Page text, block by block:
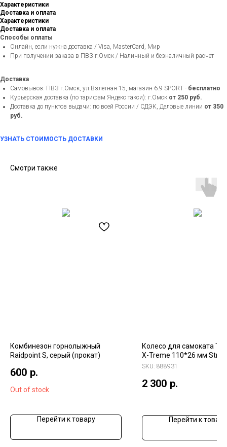
Характеристики
Доставка и оплата
Характеристики
Доставка и оплата
Способы оплаты
Онлайн, если нужна доставка / Visa, MasterCard, Мир
При получении заказа в ПВЗ г.Омск / Наличный и безналичный расчет
Доставка
Самовывоз: ПВЗ г.Омск, ул.Взлётная 15, магазин 6.9 SPORT - бесплатно
Курьерская доставка (по тарифам Яндекс такси): г.Омск от 250 руб.
Доставка до пунктов выдачи: по всей России / СДЭК, Деловые линии от 350
руб.
УЗНАТЬ СТОИМОСТЬ ДОСТАВКИ
Смотри также
Комбинезон горнолыжный
Raidpoint S, серый (прокат)
600 р.
Out of stock
Перейти к товару
Колесо для самоката
X-Treme 110*26 мм
red
SKU: 888931
2 300 р.
Перейти к товару